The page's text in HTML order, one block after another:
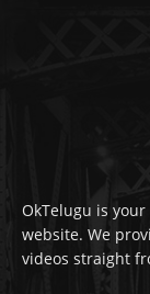
OkTelugu is
website. We
videos straight